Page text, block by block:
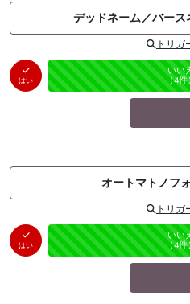
デッドネーム／バース
トリガ
はい
はい
（0件）
未投票
いい
（4件
オートマトノフ
トリガ
はい
はい
（0件）
未投票
いい
（4件